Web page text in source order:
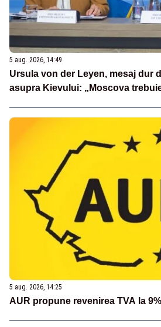
5 aug. 2026, 14:49
Ursula von der Leyen, mesaj dur
asupra Kievului: „Moscova
5 aug. 2026, 14:25
AUR propune revenirea TVA la